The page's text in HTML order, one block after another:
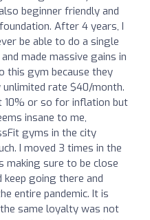
beginner friendly and
After 4 years, I
be able to do a single
made massive gains in
this gym because they
rate $40/month.
10% or so for inflation but
insane to me,
gyms in the city
I moved 3 times in the
making sure to be close
going there and
entire pandemic. It is
same loyalty was not